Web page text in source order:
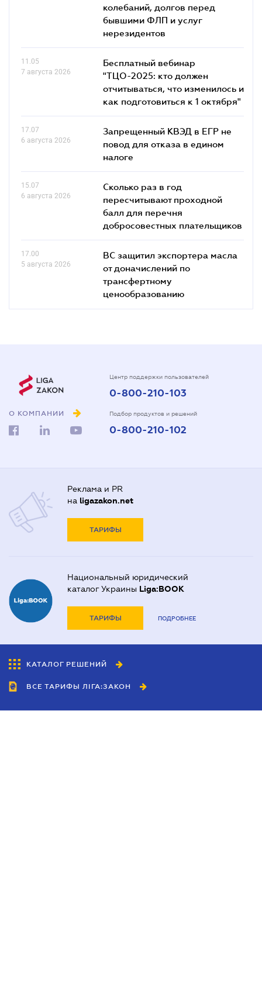
колебаний, долгов перед
бывшими ФЛП и услуг
нерезидентов
11.05
7 августа 2026
Бесплатный вебинар
"ТЦО-2025: кто должен
отчитываться, что изменилось и
как подготовиться к 1 октября"
17.07
6 августа 2026
Запрещенный КВЭД в ЕГР не
повод для отказа в едином
налоге
15.07
6 августа 2026
Сколько раз в год
пересчитывают проходной
балл для перечня
добросовестных плательщиков
17.00
5 августа 2026
ВС защитил экспортера масла
от доначислений по
трансфертному
ценообразованию
О КОМПАНИИ
Центр поддержки пользователей
0-800-210-103
Подбор продуктов и решений
0-800-210-102
Реклама и PR
на ligazakon.net
ТАРИФЫ
Национальный юридический
каталог Украины Liga:BOOK
ТАРИФЫ ПОДРОБНЕЕ
КАТАЛОГ РЕШЕНИЙ
ВСЕ ТАРИФЫ ЛІГА:ЗАКОН